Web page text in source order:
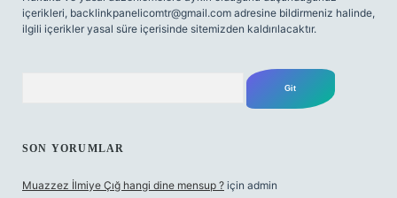
içerikleri, backlinkpanelicomtr@gmail.com adresine bildirmeniz halinde,
ilgili içerikler yasal süre içerisinde sitemizden kaldırılacaktır.
SON YORUMLAR
Muazzez İlmiye Çığ hangi dine mensup ? için admin